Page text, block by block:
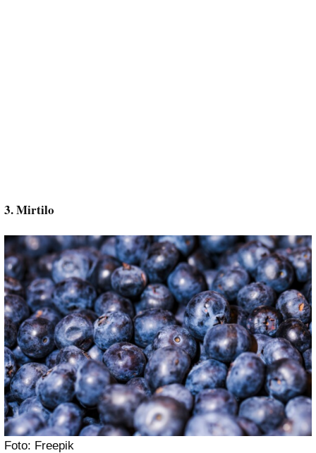
3. Mirtilo
Foto: Freepik